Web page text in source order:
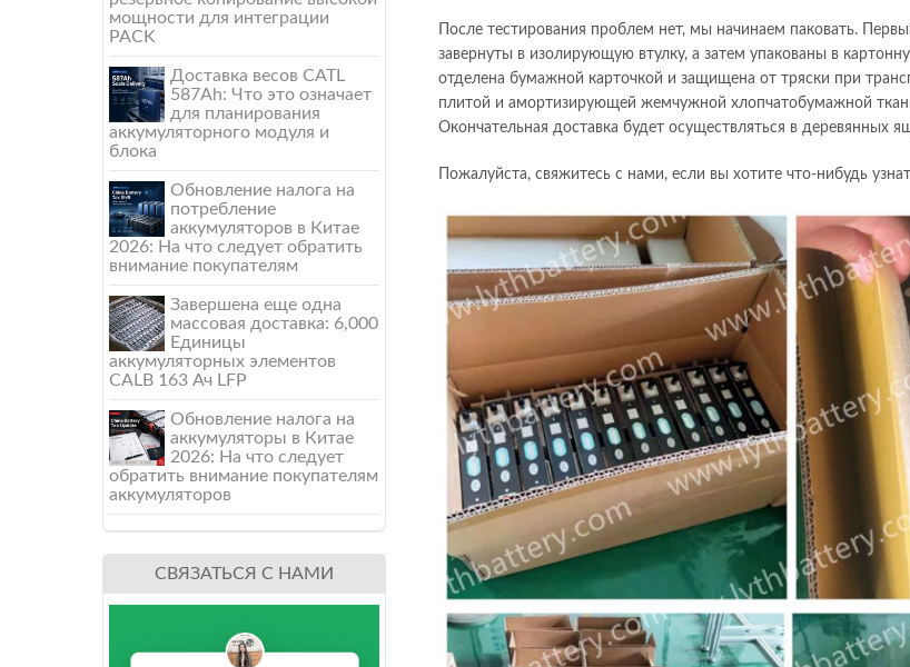
После тестирования проблем нет, мы начинаем паковать.
завернуты в изолирующую втулку, а затем упакованы в
отделена бумажной карточкой и защищена от тряски при
плитой и амортизирующей жемчужной хлопчатобумажной
Окончательная доставка будет осуществляться в деревянных
Пожалуйста, свяжитесь с нами, если вы хотите что-нибудь
мощности для интеграции
PACK
Доставка весов CATL
587Ah: Что это означает
для планирования
аккумуляторного модуля и
блока
Обновление налога на
потребление
аккумуляторов в Китае
2026: На что следует обратить
внимание покупателям
Завершена еще одна
массовая доставка: 6,000
Единицы
аккумуляторных элементов
CALB 163 Ач LFP
Обновление налога на
аккумуляторы в Китае
2026: На что следует
обратить внимание покупателям
аккумуляторов
СВЯЗАТЬСЯ С НАМИ